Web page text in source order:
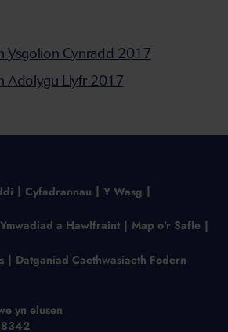
Ysgolion Cynradd 2017
Adolygu Llyfr 2017
Cyfadrannau Y Wasg
Ymwadiad a Hawlfraint Map o'r Safle
Datganiad Caethwasiaeth Fodern
yn elusen